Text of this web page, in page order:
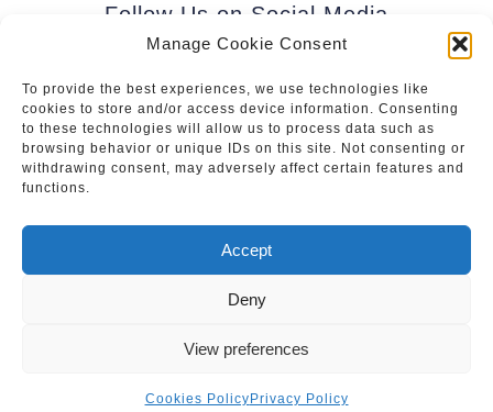
Manage Cookie Consent
To provide the best experiences, we use technologies like
cookies to store and/or access device information. Consenting
to these technologies will allow us to process data such as
browsing behavior or unique IDs on this site. Not consenting or
withdrawing consent, may adversely affect certain features and
functions.
Accept
Deny
View preferences
Cookies Policy Privacy Policy
Follow Us on Social Media
Subscribe to our newsletter.
Privacy Policy |Cookies Policy